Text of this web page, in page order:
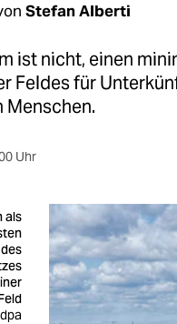
Stefan Alberti
ist nicht, einen
Feldes für
Menschen.
Uhr
als